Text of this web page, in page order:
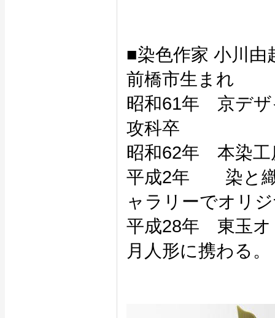
■染色作家 小川由
前橋市生まれ
昭和61年 京デザ
攻科卒
昭和62年 本染工
平成2年 染と織
ャラリーでオリ
平成28年 東玉オ
月人形に携わる。